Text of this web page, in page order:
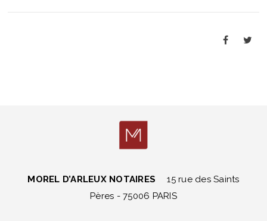
MOREL D’ARLEUX NOTAIRES
15 rue des Saints
Pères - 75006 PARIS